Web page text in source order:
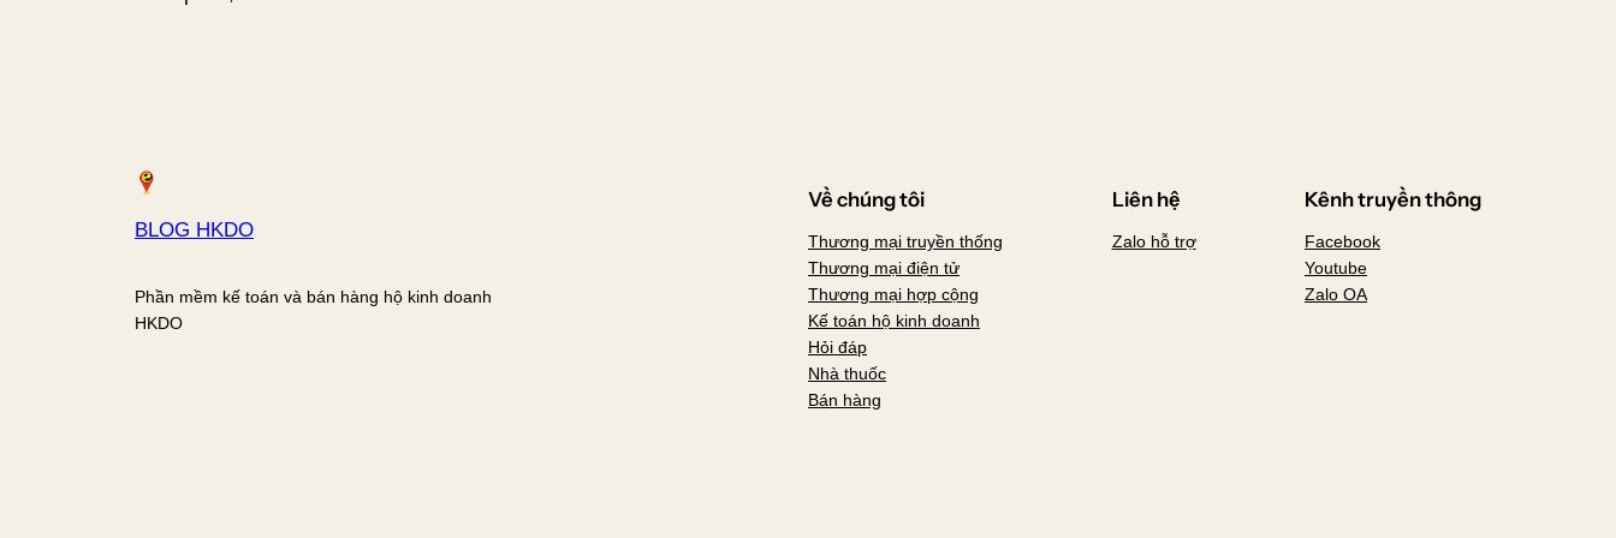
BLOG HKDO
Phần mềm kế toán và bán hàng hộ kinh doanh
HKDO
Về chúng tôi
Thương mại truyền thống
Thương mại điện tử
Thương mại hợp cộng
Kế toán hộ kinh doanh
Hỏi đáp
Nhà thuốc
Bán hàng
Liên hệ
Zalo hỗ trợ
Kênh truyền thông
Facebook
Youtube
Zalo OA